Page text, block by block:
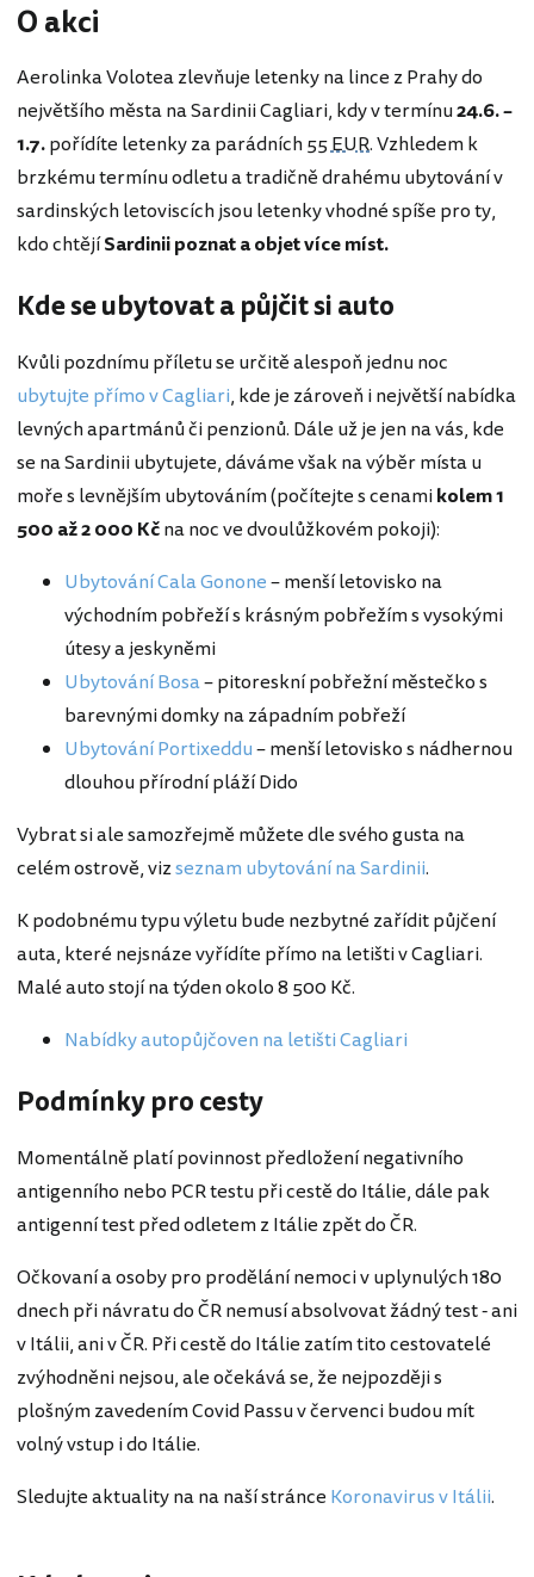
O akci
Aerolinka Volotea zlevňuje letenky na lince z Prahy do
největšího města na Sardinii Cagliari, kdy v termínu24.6. –
1.7.pořídíte letenky za parádních55 EUR. Vzhledem k
brzkému termínu odletu a tradičně drahému ubytování v
sardinských letoviscích jsou letenky vhodné spíše pro ty,
kdo chtějíSardinii poznat a objet více míst.
Kde se ubytovat a půjčit si auto
Kvůli pozdnímu příletu se určitě alespoň jednu noc
ubytujte přímo v Cagliari, kde je zároveň i největší nabídka
levných apartmánů či penzionů. Dále už je jen na vás, kde
se na Sardinii ubytujete, dáváme však na výběr místa u
moře s levnějším ubytováním (počítejte s cenamikolem 1
500 až 2 000 Kčna noc ve dvoulůžkovém pokoji):
Ubytování Cala Gonone– menší letovisko na
východním pobřeží s krásným pobřežím s vysokými
útesy a jeskyněmi
Ubytování Bosa– pitoreskní pobřežní městečko s
barevnými domky na západním pobřeží
Ubytování Portixeddu– menší letovisko s nádhernou
dlouhou přírodní pláží Dido
Vybrat si ale samozřejmě můžete dle svého gusta na
celém ostrově, vizseznam ubytování na Sardinii.
K podobnému typu výletu bude nezbytné zařídit půjčení
auta, které nejsnáze vyřídíte přímo na letišti v Cagliari.
Malé auto stojí na týden okolo 8 500 Kč.
Nabídky autopůjčoven na letišti Cagliari
Podmínky pro cesty
Momentálně platí povinnost předložení negativního
antigenního nebo PCR testu při cestě do Itálie, dále pak
antigenní test před odletem z Itálie zpět do ČR.
Očkovaní a osoby pro prodělání nemoci v uplynulých 180
dnech při návratu do ČR nemusí absolvovat žádný test - ani
v Itálii, ani v ČR. Při cestě do Itálie zatím tito cestovatelé
zvýhodněni nejsou, ale očekává se, že nejpozději s
plošným zavedením Covid Passu v červenci budou mít
volný vstup i do Itálie.
Sledujte aktuality na na naší stránce Koronavirus v Itálii.